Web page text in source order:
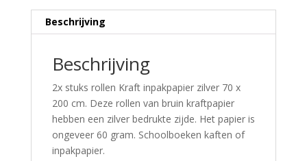
Beschrijving
Beschrijving
2x stuks rollen Kraft inpakpapier zilver 70 x
200 cm. Deze rollen van bruin kraftpapier
hebben een zilver bedrukte zijde. Het papier is
ongeveer 60 gram. Schoolboeken kaften of
inpakpapier.